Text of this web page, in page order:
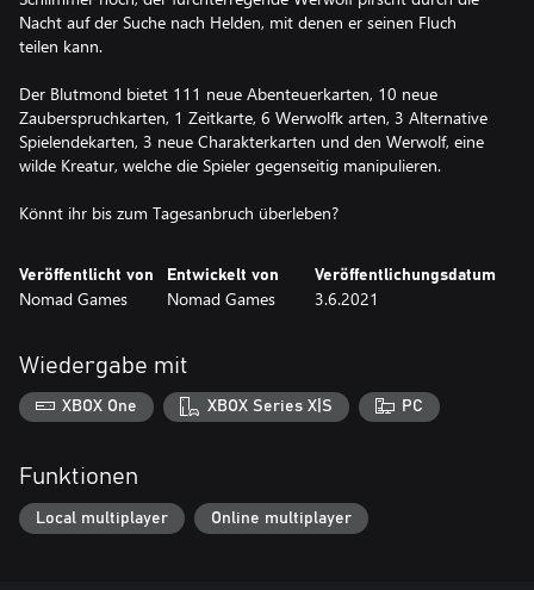
Nacht auf der Suche nach Helden, mit denen er seinen Fluch
teilen kann.
Der Blutmond bietet 111 neue Abenteuerkarten, 10 neue
Zauberspruchkarten, 1 Zeitkarte, 6 Werwolfk arten, 3 Alternative
Spielendekarten, 3 neue Charakterkarten und den Werwolf, eine
wilde Kreatur, welche die Spieler gegenseitig manipulieren.
Könnt ihr bis zum Tagesanbruch überleben?
Veröffentlicht von
Nomad Games
Entwickelt von
Nomad Games
Veröffentlichungsdatum
3.6.2021
Wiedergabe mit
XBOX One XBOX Series X|S PC
Funktionen
Local multiplayer Online multiplayer